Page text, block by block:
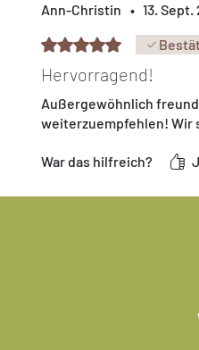
Ann-Christin • 13. Sept.
Mit 5 von 5 Sternen
Hervorragend!
Außergewöhnlich
weiterzuempfehlen! Wir
War das hilfreich?